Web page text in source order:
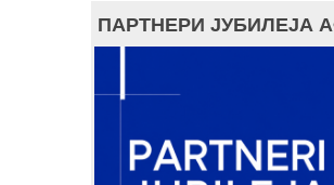
ПАРТНЕРИ ЈУБИЛЕЈА